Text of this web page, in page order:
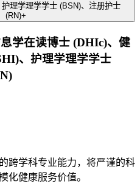
理学理学学士 (BSN)、注册护士
(RN)+
学在读博士 (DHIc)、健
、护理学理学学士
跨学科专业能力，将严谨的科
化健康服务价值。